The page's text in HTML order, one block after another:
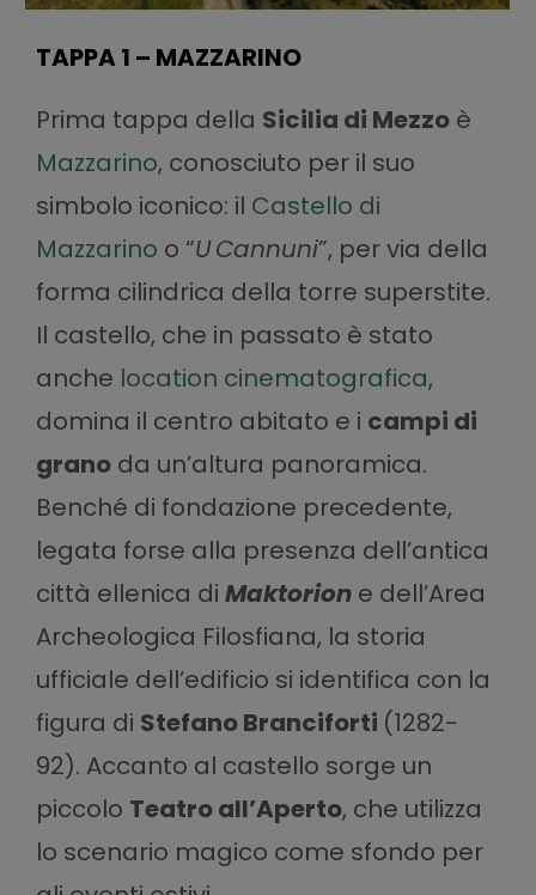
TAPPA 1 – MAZZARINO
Prima tappa della Sicilia di Mezzoè
Mazzarino, conosciuto per il suo
simbolo iconico: il Castello di
Mazzarino o “U Cannuni”, per via della
forma cilindrica della torre superstite.
Il castello, che in passato è stato
anche location cinematografica,
domina il centro abitato e i campi di
granoda un’altura panoramica.
Benché di fondazione precedente,
legata forse alla presenza dell’antica
città ellenica di Maktorione dell’Area
Archeologica Filosfiana, la storia
ufficiale dell’edificio si identifica con la
figura di Stefano Branciforti (1282-
92). Accanto al castello sorge un
piccolo Teatro all’Aperto, che utilizza
lo scenario magico come sfondo per